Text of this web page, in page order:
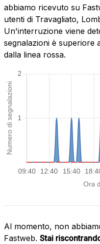
abbiamo ricevuto su
utenti di Travagliato,
Un'interruzione viene
segnalazioni è superiore
dalla linea rossa.
Al momento, non
Fastweb. Stai